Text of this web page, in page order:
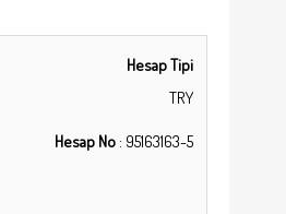
Hesap Tipi
TRY
Hesap No : 95163163-5